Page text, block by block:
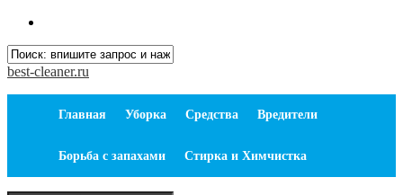
best-cleaner.ru
Главная Уборка Средства Вредители
Борьба с запахами Стирка и Химчистка